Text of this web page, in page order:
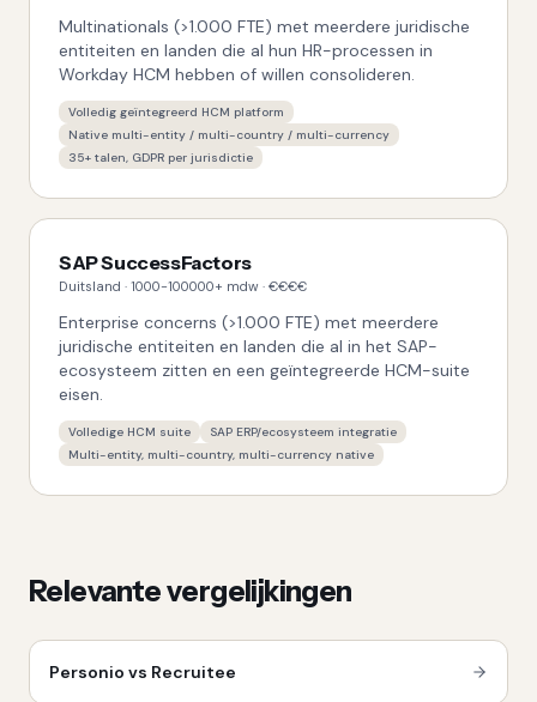
Multinationals (>1.000 FTE) met meerdere juridische
entiteiten en landen die al hun HR-processen in
Workday HCM hebben of willen consolideren.
Volledig geïntegreerd HCM platform
Native multi-entity / multi-country / multi-currency
35+ talen, GDPR per jurisdictie
SAP SuccessFactors
Duitsland · 1000-100000+ mdw · €€€€
Enterprise concerns (>1.000 FTE) met meerdere
juridische entiteiten en landen die al in het SAP-
ecosysteem zitten en een geïntegreerde HCM-suite
eisen.
Volledige HCM suite
SAP ERP/ecosysteem integratie
Multi-entity, multi-country, multi-currency native
Relevante vergelijkingen
Personio vs Recruitee